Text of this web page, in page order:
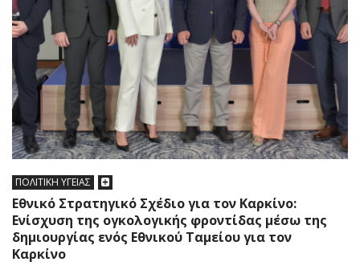
ΠΟΛΙΤΙΚΗ ΥΓΕΙΑΣ
Εθνικό Στρατηγικό Σχέδιο για τον Καρκίνο:
Ενίσχυση της ογκολογικής φροντίδας μέσω της
δημιουργίας ενός Εθνικού Ταμείου για τον
Καρκίνο